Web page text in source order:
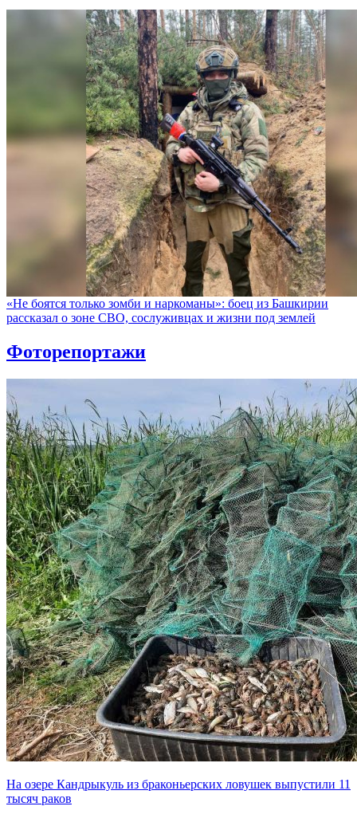
«Не боятся только зомби и наркоманы»: боец из Башкирии
рассказал о зоне СВО, сослуживцах и жизни под землей
Фоторепортажи
На озере Кандрыкуль из браконьерских ловушек выпустили 11
тысяч раков